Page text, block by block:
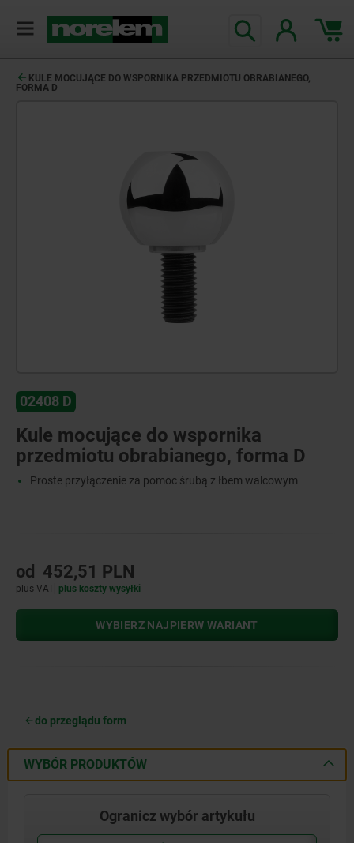
KULE MOCUJĄCE DO WSPORNIKA PRZEDMIOTU OBRABIANEGO,
FORMA D
02408 D
Kule mocujące do wspornika
przedmiotu obrabianego, forma D
Proste przyłączenie za pomoc śrubą z łbem walcowym
od 452,51 PLN
plus VAT plus koszty wysyłki
WYBIERZ NAJPIERW WARIANT
do przeglądu form
WYBÓR PRODUKTÓW
Ogranicz wybór artykułu